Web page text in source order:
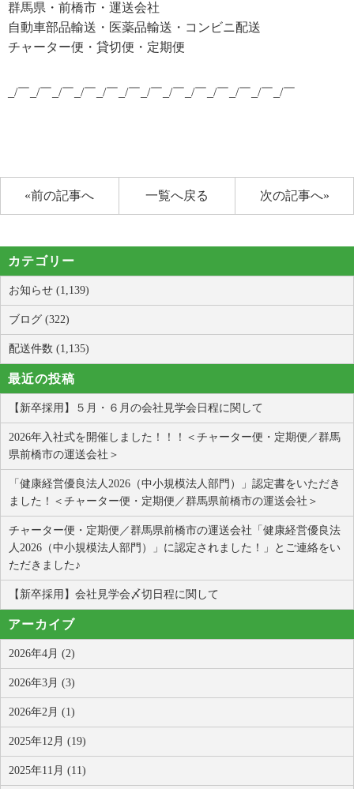
群馬県・前橋市・運送会社
自動車部品輸送・医薬品輸送・コンビニ配送
チャーター便・貸切便・定期便
_/￣_/￣_/￣_/￣_/￣_/￣_/￣_/￣_/￣_/￣_/￣_/￣_/￣
«前の記事へ 次の記事へ»
一覧へ戻る
カテゴリー
お知らせ (1,139)
ブログ (322)
配送件数 (1,135)
最近の投稿
【新卒採用】５月・６月の会社見学会日程に関して
2026年入社式を開催しました！！！＜チャーター便・定期便／群馬
県前橋市の運送会社＞
「健康経営優良法人2026（中小規模法人部門）」認定書をいただき
ました！＜チャーター便・定期便／群馬県前橋市の運送会社＞
チャーター便・定期便／群馬県前橋市の運送会社「健康経営優良法
人2026（中小規模法人部門）」に認定されました！」とご連絡をい
ただきました♪
【新卒採用】会社見学会〆切日程に関して
アーカイブ
2026年4月 (2)
2026年3月 (3)
2026年2月 (1)
2025年12月 (19)
2025年11月 (11)